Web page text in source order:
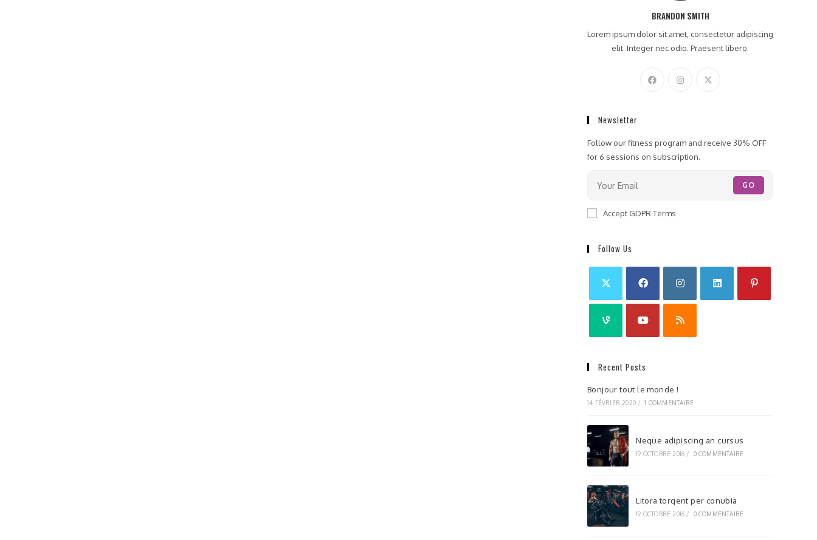
BRANDON SMITH
Lorem ipsum dolor sit amet, consectetur adipiscing
elit. Integer nec odio. Praesent libero.
Newsletter
Follow our fitness program and receive 30% OFF
for 6 sessions on subscription.
GO
Accept GDPR Terms
Follow Us
Recent Posts
Bonjour tout le monde !
14 FÉVRIER 2020 / 1 COMMENTAIRE
Neque adipiscing an cursus
19 OCTOBRE 2016 / 0 COMMENTAIRE
Litora torqent per conubia
19 OCTOBRE 2016 / 0 COMMENTAIRE